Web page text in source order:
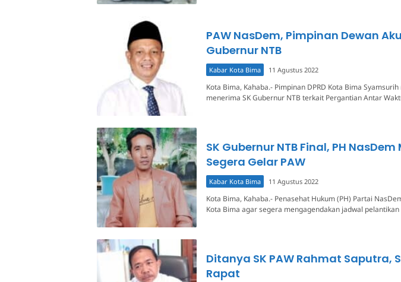
PAW NasDem, Pimpinan Dewan
Gubernur NTB
Kabar Kota Bima 11 Agustus 2022
Kota Bima, Kahaba.- Pimpinan DPRD Kota Bima
menerima SK Gubernur NTB terkait Pergantian Antar
SK Gubernur NTB Final, PH
Segera Gelar PAW
Kabar Kota Bima 11 Agustus 2022
Kota Bima, Kahaba.- Penasehat Hukum (PH) Partai
Kota Bima agar segera mengagendakan jadwal
Ditanya SK PAW Rahmat Saputra,
Rapat